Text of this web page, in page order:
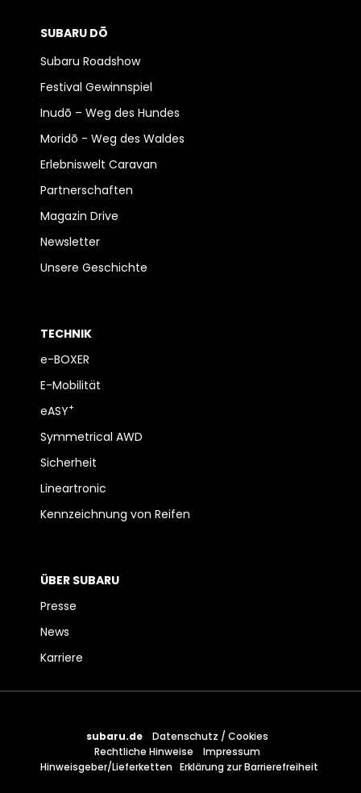
SUBARU DŌ
Subaru Roadshow
Festival Gewinnspiel
Inudō – Weg des Hundes
Moridō - Weg des Waldes
Erlebniswelt Caravan
Partnerschaften
Magazin Drive
Newsletter
Unsere Geschichte
TECHNIK
e-BOXER
E-Mobilität
eASY+
Symmetrical AWD
Sicherheit
Lineartronic
Kennzeichnung von Reifen
ÜBER SUBARU
Presse
News
Karriere
subaru.de
Datenschutz / Cookies
Rechtliche Hinweise
Impressum
Hinweisgeber/Lieferketten Erklärung zur Barrierefreiheit